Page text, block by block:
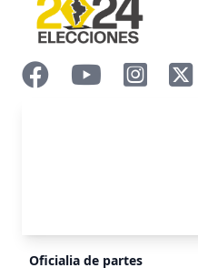
Oficialia de partes